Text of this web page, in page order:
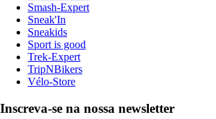
Smash-Expert
Sneak'In
Sneakids
Sport is good
Trek-Expert
TripNBikers
Vélo-Store
Inscreva-se na nossa newsletter